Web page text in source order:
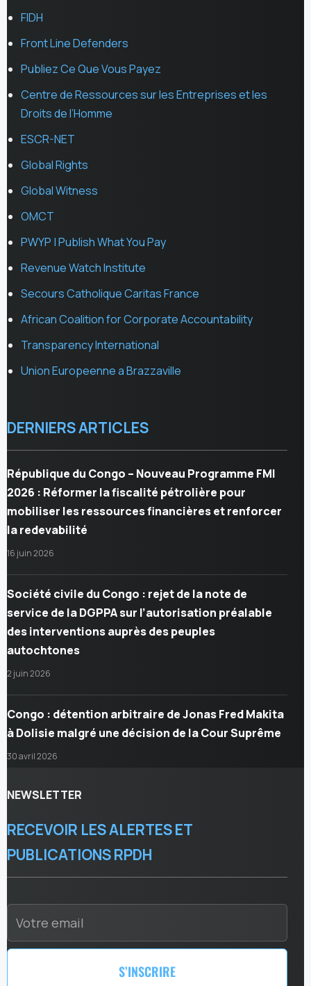
FIDH
Front Line Defenders
Publiez Ce Que Vous Payez
Centre de Ressources sur les Entreprises et les
Droits de l’Homme
ESCR-NET
Global Rights
Global Witness
OMCT
PWYP | Publish What You Pay
Revenue Watch Institute
Secours Catholique Caritas France
African Coalition for Corporate Accountability
Transparency International
Union Europeenne a Brazzaville
DERNIERS ARTICLES
République du Congo – Nouveau Programme FMI
2026 : Réformer la fiscalité pétrolière pour
mobiliser les ressources financières et renforcer
la redevabilité
16 juin 2026
Société civile du Congo : rejet de la note de
service de la DGPPA sur l’autorisation préalable
des interventions auprès des peuples
autochtones
2 juin 2026
Congo : détention arbitraire de Jonas Fred Makita
à Dolisie malgré une décision de la Cour Suprême
30 avril 2026
NEWSLETTER
RECEVOIR LES ALERTES ET
PUBLICATIONS RPDH
S’INSCRIRE